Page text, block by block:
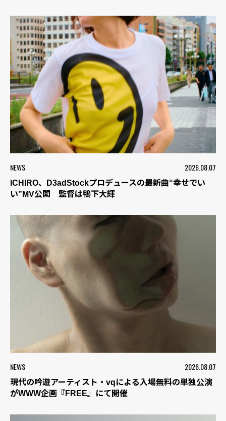
NEWS 2026.08.07
ICHIRO、D3adStockプロデュースの最新曲“幸せでい
い”MV公開 監督は鴨下大輝
NEWS 2026.08.07
現代の吟遊アーティスト・vqによる入場無料の単独公演
がWWW企画『FREE』にて開催